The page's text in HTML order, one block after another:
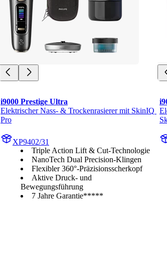
i9000 Prestige Ultra
Elektrischer Nass- & Trockenrasierer mit SkinIQ
Pro
XP9402/31
Triple Action Lift & Cut-Technologie
NanoTech Dual Precision-Klingen
Flexibler 360°-Präzisionsscherkopf
Aktive Druck- und
Bewegungsführung
7 Jahre Garantie*****